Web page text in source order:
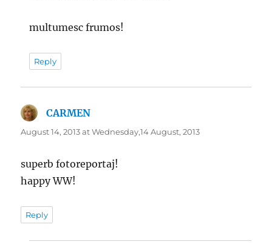
multumesc frumos!
Reply
CARMEN
August 14, 2013 at Wednesday,14 August, 2013
superb fotoreportaj!
happy WW!
Reply